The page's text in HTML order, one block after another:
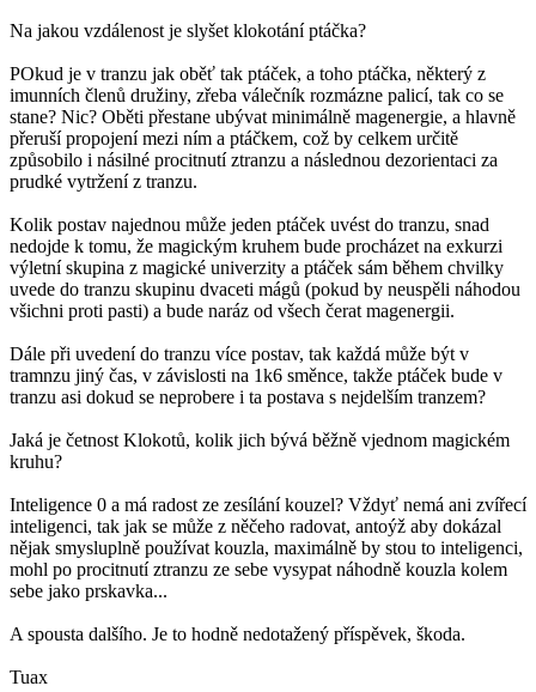
Na jakou vzdálenost je slyšet klokotání ptáčka?
POkud je v tranzu jak oběť tak ptáček, a toho ptáčka, některý z
imunních členů družiny, zřeba válečník rozmázne palicí, tak co se
stane? Nic? Oběti přestane ubývat minimálně magenergie, a hlavně
přeruší propojení mezi ním a ptáčkem, což by celkem určitě
způsobilo i násilné procitnutí ztranzu a následnou dezorientaci za
prudké vytržení z tranzu.
Kolik postav najednou může jeden ptáček uvést do tranzu, snad
nedojde k tomu, že magickým kruhem bude procházet na exkurzi
výletní skupina z magické univerzity a ptáček sám během chvilky
uvede do tranzu skupinu dvaceti mágů (pokud by neuspěli náhodou
všichni proti pasti) a bude naráz od všech čerat magenergii.
Dále při uvedení do tranzu více postav, tak každá může být v
tramnzu jiný čas, v závislosti na 1k6 směnce, takže ptáček bude v
tranzu asi dokud se neprobere i ta postava s nejdelším tranzem?
Jaká je četnost Klokotů, kolik jich bývá běžně vjednom magickém
kruhu?
Inteligence 0 a má radost ze zesílání kouzel? Vždyť nemá ani zvířecí
inteligenci, tak jak se může z něčeho radovat, antoýž aby dokázal
nějak smysluplně používat kouzla, maximálně by stou to inteligenci,
mohl po procitnutí ztranzu ze sebe vysypat náhodně kouzla kolem
sebe jako prskavka...
A spousta dalšího. Je to hodně nedotažený příspěvek, škoda.
Tuax